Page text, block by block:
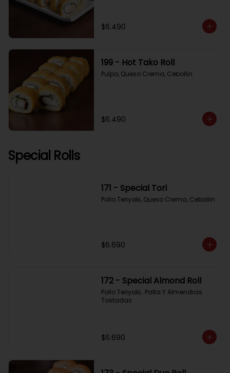
$6.490
199 - Hot Tako Roll
Pulpo, Queso Crema, Cebollin
$6.490
Special Rolls
171 - Special Tori
Pollo Teriyaki, Queso Crema, Cebollin
$6.690
172 - Special Almond Roll
Pollo Teriyaki,  Palta Y Almendras
Tostadas
$6.690